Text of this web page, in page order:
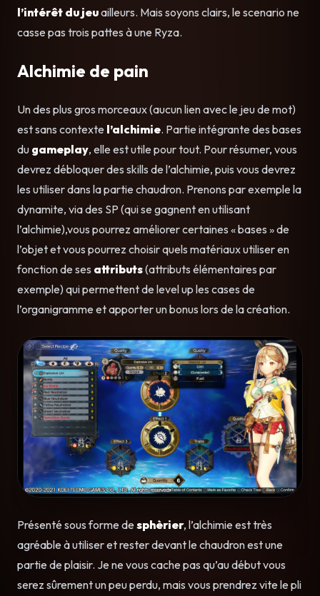
l’intérêt du jeuailleurs. Mais soyons clairs, le scenario ne
casse pas trois pattes à une Ryza.
Alchimie de pain
Un des plus gros morceaux (aucun lien avec le jeu de mot)
est sans contexte l’alchimie. Partie intégrante des bases
du gameplay, elle est utile pour tout. Pour résumer, vous
devrez débloquer des skills de l’alchimie, puis vous devrez
les utiliser dans la partie chaudron. Prenons par exemple la
dynamite, via des SP (qui se gagnent en utilisant
l’alchimie),vous pourrez améliorer certaines « bases » de
l’objet et vous pourrez choisir quels matériaux utiliser en
fonction de ses attributs(attributs élémentaires par
exemple) qui permettent de level up les cases de
l’organigramme et apporter un bonus lors de la création.
Présenté sous forme desphèrier, l’alchimie est très
agréable à utiliser et rester devant le chaudron est une
partie de plaisir. Je ne vous cache pas qu’au début vous
serez sûrement un peu perdu, mais vous prendrez vite le pli